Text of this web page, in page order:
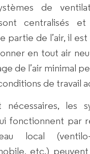
de
centralisés
partie de l’air, il
en tout air
de l’air minimal
de travail
nécessaires, les
fonctionnent par
local (ventilo-
etc.)